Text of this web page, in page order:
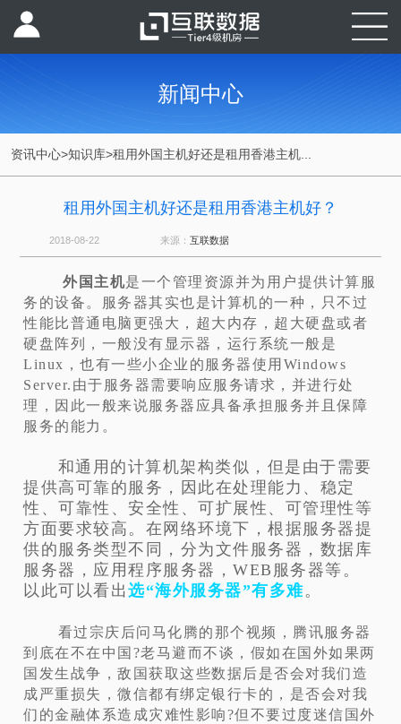
新闻中心
资讯中心>知识库>租用外国主机好还是租用香港主机...
租用外国主机好还是租用香港主机好？
2018-08-22 来源： 互联数据
外国主机是一个管理资源并为用户提供计算服
务的设备。服务器其实也是计算机的一种，只不过
性能比普通电脑更强大，超大内存，超大硬盘或者
硬盘阵列，一般没有显示器，运行系统一般是
Linux，也有一些小企业的服务器使用Windows
Server.由于服务器需要响应服务请求，并进行处
理，因此一般来说服务器应具备承担服务并且保障
服务的能力。
和通用的计算机架构类似，但是由于需要
提供高可靠的服务，因此在处理能力、稳定
性、可靠性、安全性、可扩展性、可管理性等
方面要求较高。在网络环境下，根据服务器提
供的服务类型不同，分为文件服务器，数据库
服务器，应用程序服务器，WEB服务器等。
以此可以看出选“海外服务器”有多难。
看过宗庆后问马化腾的那个视频，腾讯服务器
到底在不在中国?老马避而不谈，假如在国外如果两
国发生战争，敌国获取这些数据后是否会对我们造
成严重损失，微信都有绑定银行卡的，是否会对我
们的金融体系造成灾难性影响?但不要过度迷信国外